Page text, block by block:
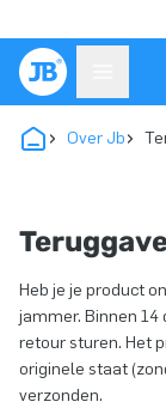
Over Jb
Heb je je product
jammer. Binnen
retour sturen. Het
originele staat
verzonden.